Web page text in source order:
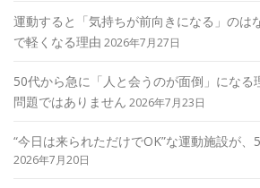
運動すると「気持ちが前向きになる」のは
で軽くなる理由 2026年7月27日
50代から急に「人と会うのが面倒」になる
問題ではありません 2026年7月23日
“今日は来られただけでOK”な運動施設が
2026年7月20日